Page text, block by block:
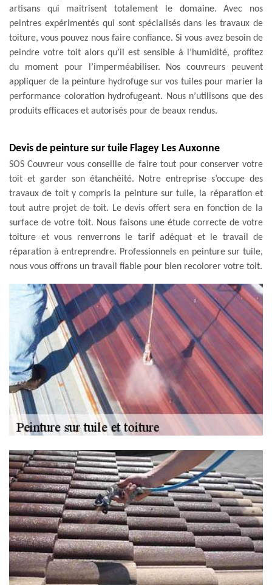
artisans qui maitrisent totalement le domaine. Avec nos
peintres expérimentés qui sont spécialisés dans les travaux de
toiture, vous pouvez nous faire confiance. Si vous avez besoin de
peindre votre toit alors qu’il est sensible à l’humidité, profitez
du moment pour l’imperméabiliser. Nos couvreurs peuvent
appliquer de la peinture hydrofuge sur vos tuiles pour marier la
performance coloration hydrofugeant. Nous n’utilisons que des
produits efficaces et autorisés pour de beaux rendus.
Devis de peinture sur tuile Flagey Les Auxonne
SOS Couvreur vous conseille de faire tout pour conserver votre
toit et garder son étanchéité. Notre entreprise s’occupe des
travaux de toit y compris la peinture sur tuile, la réparation et
tout autre projet de toit. Le devis offert sera en fonction de la
surface de votre toit. Nous faisons une étude correcte de votre
toiture et vous renverrons le tarif adéquat et le travail de
réparation à entreprendre. Professionnels en peinture sur tuile,
nous vous offrons un travail fiable pour bien recolorer votre toit.